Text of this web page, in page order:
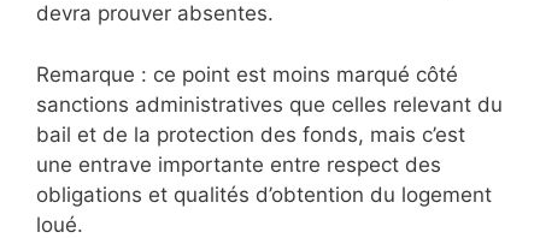
devra prouver absentes.
Remarque : ce point est moins marqué côté
sanctions administratives que celles relevant du
bail et de la protection des fonds, mais c’est
une entrave importante entre respect des
obligations et qualités d’obtention du logement
loué.